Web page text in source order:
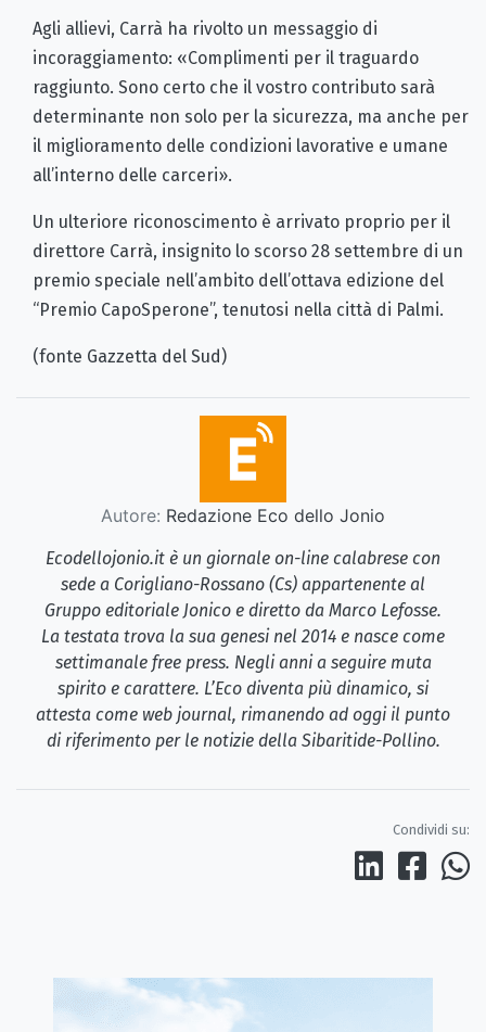
Agli allievi, Carrà ha rivolto un messaggio di
incoraggiamento: «Complimenti per il traguardo
raggiunto. Sono certo che il vostro contributo sarà
determinante non solo per la sicurezza, ma anche per
il miglioramento delle condizioni lavorative e umane
all’interno delle carceri».
Un ulteriore riconoscimento è arrivato proprio per il
direttore Carrà, insignito lo scorso 28 settembre di un
premio speciale nell’ambito dell’ottava edizione del
“Premio CapoSperone”, tenutosi nella città di Palmi.
(fonte Gazzetta del Sud)
Autore: Redazione Eco dello Jonio
Ecodellojonio.it è un giornale on-line calabrese con
sede a Corigliano-Rossano (Cs) appartenente al
Gruppo editoriale Jonico e diretto da Marco Lefosse.
La testata trova la sua genesi nel 2014 e nasce come
settimanale free press. Negli anni a seguire muta
spirito e carattere. L’Eco diventa più dinamico, si
attesta come web journal, rimanendo ad oggi il punto
di riferimento per le notizie della Sibaritide-Pollino.
Condividi su: